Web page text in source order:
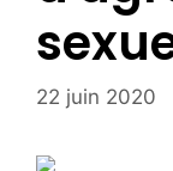
22 juin 2020